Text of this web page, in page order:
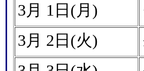
3月 1日(月)
3月 2日(火)